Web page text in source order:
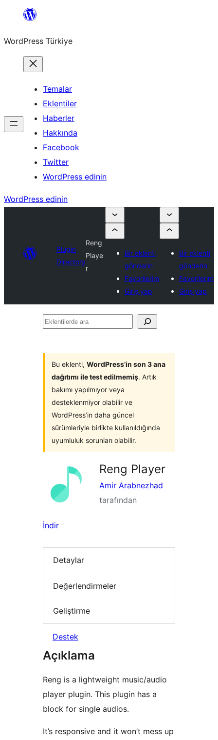
İçeriğe
WordPress Türkiye
Temalar
Eklentiler
Haberler
Hakkında
Facebook
Twitter
WordPress edinin
WordPress edinin
Plugin
Directory
Reng
Playe
r
Bir eklenti
gönderin
Favorilerim
Giriş yap
Bir eklenti
gönderin
Favorilerim
Giriş yap
Eklentilerde
Bu eklenti, WordPress’in son 3 ana
dağıtımı ile test edilmemiş. Artık
bakımı yapılmıyor veya
desteklenmiyor olabilir ve
WordPress’in daha güncel
sürümleriyle birlikte kullanıldığında
uyumluluk sorunları olabilir.
Reng Player
Amir Arabnezhad
tarafından
İndir
Detaylar
Değerlendirmeler
Geliştirme
Destek
Açıklama
Reng is a lightweight music/audio
player plugin. This plugin has a
block for single audios.
It’s responsive and it won’t mess up